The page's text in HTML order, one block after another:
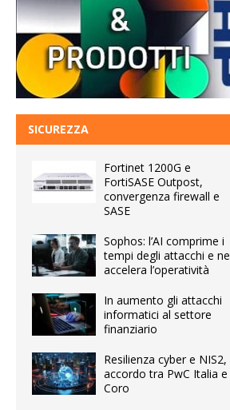
SICUREZZA
Fortinet 1200G e
FortiSASE Outpost,
convergenza firewall e
SASE
Sophos: l’AI comprime i
tempi degli attacchi e ne
accelera l’operatività
In aumento gli attacchi
informatici al settore
finanziario
Resilienza cyber e NIS2,
accordo tra PwC Italia e
Coro